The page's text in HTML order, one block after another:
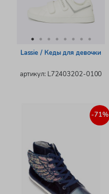
Lassie / Кеды для девочки
артикул: L72403202-0100
-71%